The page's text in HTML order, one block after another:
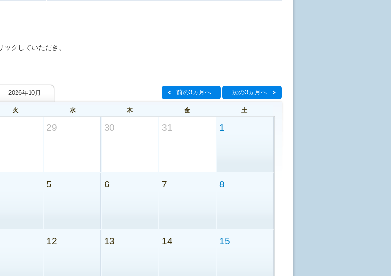
クしていただき、
前の3ヵ月へ 次の3ヵ月へ
2026年10月
火 水 木 金 土
29 30 31 1
5 6 7 8
12 13 14 15